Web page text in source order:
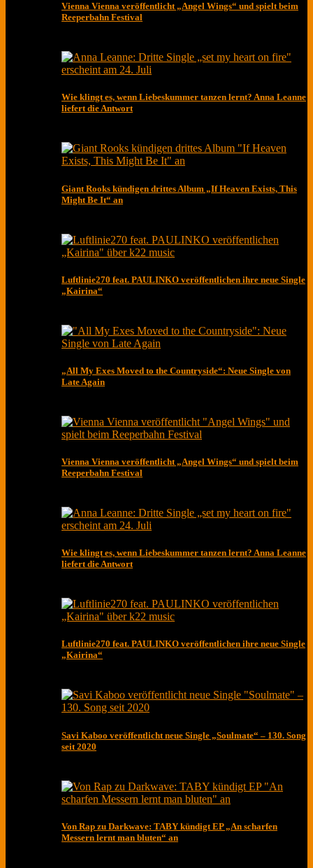
Vienna Vienna veröffentlicht „Angel Wings“ und spielt beim
Reeperbahn Festival
Wie klingt es, wenn Liebeskummer tanzen lernt? Anna Leanne
liefert die Antwort
Giant Rooks kündigen drittes Album „If Heaven Exists, This
Might Be It“ an
Luftlinie270 feat. PAULINKO veröffentlichen ihre neue Single
„Kairina“
„All My Exes Moved to the Countryside“: Neue Single von
Late Again
Vienna Vienna veröffentlicht „Angel Wings“ und spielt beim
Reeperbahn Festival
Wie klingt es, wenn Liebeskummer tanzen lernt? Anna Leanne
liefert die Antwort
Luftlinie270 feat. PAULINKO veröffentlichen ihre neue Single
„Kairina“
Savi Kaboo veröffentlicht neue Single „Soulmate“ – 130. Song
seit 2020
Von Rap zu Darkwave: TABY kündigt EP „An scharfen
Messern lernt man bluten“ an